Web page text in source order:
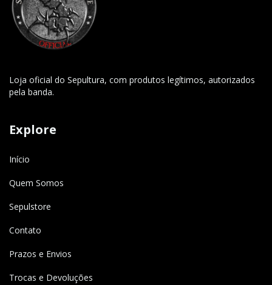
Loja oficial do Sepultura, com produtos legítimos, autorizados
pela banda.
Explore
Início
Quem Somos
Sepulstore
Contato
Prazos e Envios
Trocas e Devoluções